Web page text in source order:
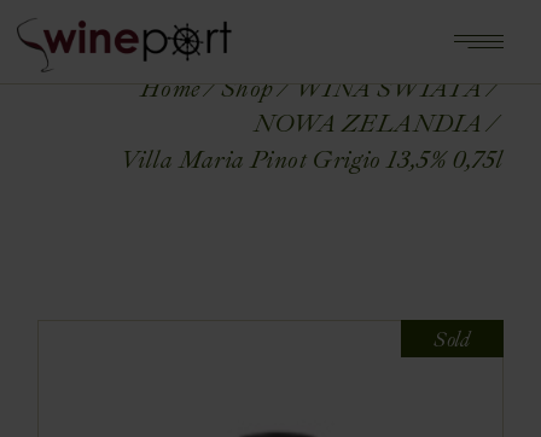
Home Shop
WINA ŚWIATA
NOWA ZELANDIA
Villa Maria Pinot Grigio 13,5% 0,75l
Sold